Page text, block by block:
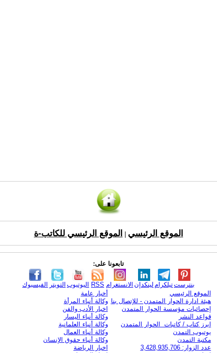
الموقع الرئيسي الموقع الرئيسي للكاتب-ة
تابعونا على:
الفيسبوك التويتر اليوتيوب RSS الانستغرام لينكدإن تيلكرامبنترست
الموقع الرئيسي
هيئة ادارة الحوار المتمدن - للإتصال بنا
إحصائيات مؤسسة الحوار المتمدن
قواعد النشر
ابرز كتاب / كاتبات الحوار المتمدن
يوتيوب التمدن
مكتبة التمدن
عدد الزوار: 3,428,935,706
أخبار عامة
وكالة أنباء المرأة
اخبار الأدب والفن
وكالة أنباء اليسار
وكالة أنباء العلمانية
وكالة أنباء العمال
وكالة أنباء حقوق الإنسان
اخبار الرياضة